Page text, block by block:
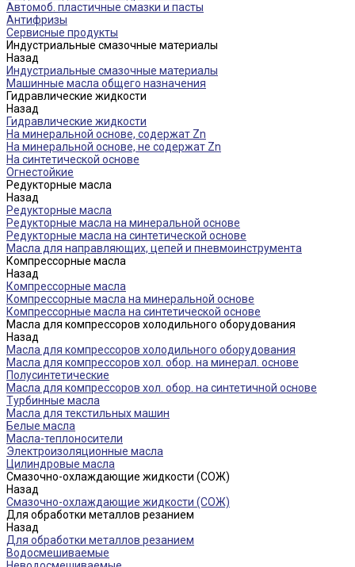
Автомоб. пластичные смазки и пасты
Антифризы
Сервисные продукты
Индустриальные смазочные материалы
Назад
Индустриальные смазочные материалы
Машинные масла общего назначения
Гидравлические жидкости
Назад
Гидравлические жидкости
На минеральной основе, содержат Zn
На минеральной основе, не содержат Zn
На синтетической основе
Огнестойкие
Редукторные масла
Назад
Редукторные масла
Редукторные масла на минеральной основе
Редукторные масла на синтетической основе
Масла для направляющих, цепей и пневмоинструмента
Компрессорные масла
Назад
Компрессорные масла
Компрессорные масла на минеральной основе
Компрессорные масла на синтетической основе
Масла для компрессоров холодильного оборудования
Назад
Масла для компрессоров холодильного оборудования
Масла для компрессоров хол. обор. на минерал. основе
Полусинтетические
Масла для компрессоров хол. обор. на синтетичной основе
Турбинные масла
Масла для текстильных машин
Белые масла
Масла-теплоносители
Электроизоляционные масла
Цилиндровые масла
Смазочно-охлаждающие жидкости (СОЖ)
Назад
Смазочно-охлаждающие жидкости (СОЖ)
Для обработки металлов резанием
Назад
Для обработки металлов резанием
Водосмешиваемые